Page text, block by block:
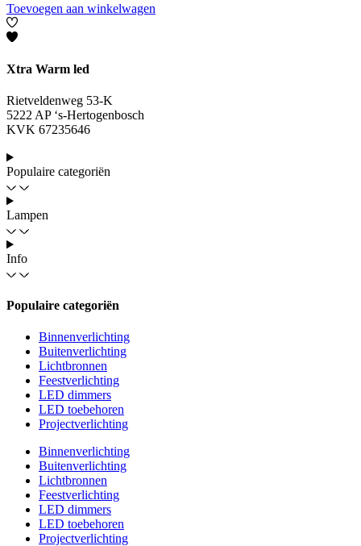
Toevoegen aan winkelwagen
Xtra Warm led
Rietveldenweg 53-K
5222 AP ‘s-Hertogenbosch
KVK 67235646
Populaire categoriën
Lampen
Info
Populaire categoriën
Binnenverlichting
Buitenverlichting
Lichtbronnen
Feestverlichting
LED dimmers
LED toebehoren
Projectverlichting
Binnenverlichting
Buitenverlichting
Lichtbronnen
Feestverlichting
LED dimmers
LED toebehoren
Projectverlichting